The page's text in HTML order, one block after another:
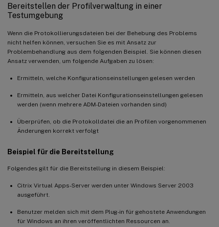
Bereitstellen der Profilverwaltung in einer
Testumgebung
Wenn die Protokollierungsdateien bei der Behebung des Problems
nicht helfen können, versuchen Sie es mit Ansatz zur
Problembehandlung aus dem folgenden Beispiel. Sie können diesen
Ansatz verwenden, um folgende Aufgaben zu lösen:
Ermitteln, welche Konfigurationseinstellungen gelesen werden
Ermitteln, aus welcher Datei Konfigurationseinstellungen gelesen
werden (wenn mehrere ADM-Dateien vorhanden sind)
Überprüfen, ob die Protokolldatei die an Profilen vorgenommenen
Änderungen korrekt verfolgt
Beispiel für die Bereitstellung
Folgendes gilt für die Bereitstellung in diesem Beispiel:
Citrix Virtual Apps-Server werden unter Windows Server 2003
ausgeführt.
Benutzer melden sich mit dem Plug-in für gehostete Anwendungen
für Windows an ihren veröffentlichten Ressourcen an.